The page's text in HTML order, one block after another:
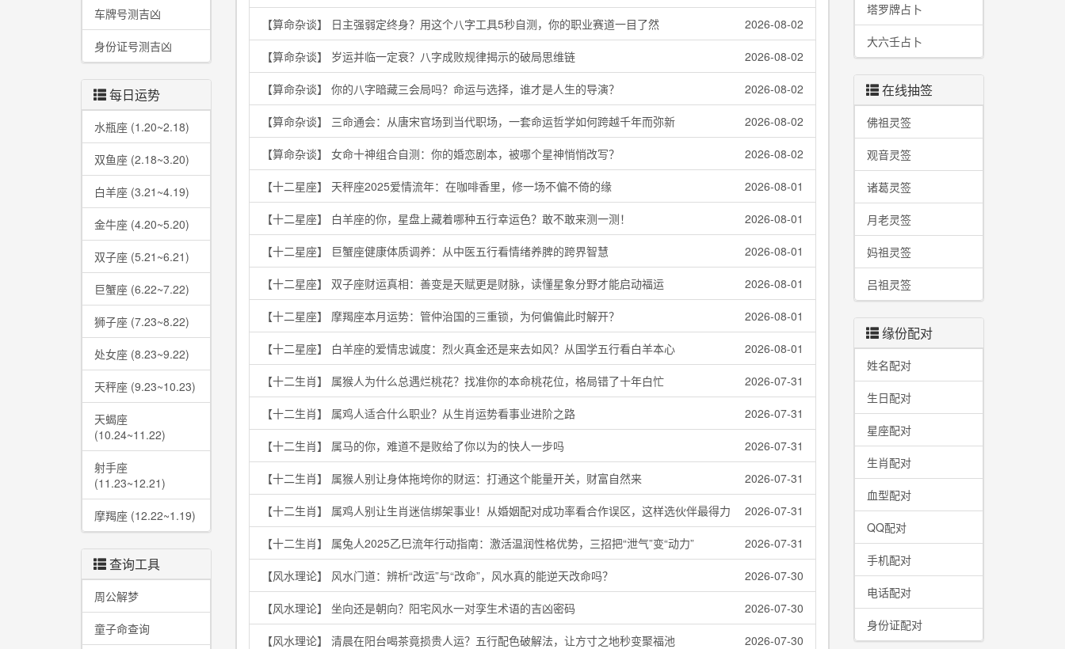
车牌号测吉凶
身份证号测吉凶
每日运势
水瓶座 (1.20~2.18)
双鱼座 (2.18~3.20)
白羊座 (3.21~4.19)
金牛座 (4.20~5.20)
双子座 (5.21~6.21)
巨蟹座 (6.22~7.22)
狮子座 (7.23~8.22)
处女座 (8.23~9.22)
天秤座 (9.23~10.23)
天蝎座
(10.24~11.22)
射手座
(11.23~12.21)
摩羯座 (12.22~1.19)
查询工具
周公解梦
童子命查询
【算命杂谈】 日主强弱定终身？用这个八字工具5秒自测，你的职业赛道一目了然 2026-08-02
【算命杂谈】 岁运并临一定衰？八字成败规律揭示的破局思维链 2026-08-02
【算命杂谈】 你的八字暗藏三会局吗？命运与选择，谁才是人生的导演？ 2026-08-02
【算命杂谈】 三命通会：从唐宋官场到当代职场，一套命运哲学如何跨越千年而弥新 2026-08-02
【算命杂谈】 女命十神组合自测：你的婚恋剧本，被哪个星神悄悄改写？ 2026-08-02
【十二星座】 天秤座2025爱情流年：在咖啡香里，修一场不偏不倚的缘 2026-08-01
【十二星座】 白羊座的你，星盘上藏着哪种五行幸运色？敢不敢来测一测！ 2026-08-01
【十二星座】 巨蟹座健康体质调养：从中医五行看情绪养脾的跨界智慧 2026-08-01
【十二星座】 双子座财运真相：善变是天赋更是财脉，读懂星象分野才能启动福运 2026-08-01
【十二星座】 摩羯座本月运势：管仲治国的三重锁，为何偏偏此时解开？ 2026-08-01
【十二星座】 白羊座的爱情忠诚度：烈火真金还是来去如风？从国学五行看白羊本心 2026-08-01
【十二生肖】 属猴人为什么总遇烂桃花？找准你的本命桃花位，格局错了十年白忙 2026-07-31
【十二生肖】 属鸡人适合什么职业？从生肖运势看事业进阶之路 2026-07-31
【十二生肖】 属马的你，难道不是败给了你以为的快人一步吗 2026-07-31
【十二生肖】 属猴人别让身体拖垮你的财运：打通这个能量开关，财富自然来 2026-07-31
【十二生肖】 属鸡人别让生肖迷信绑架事业！从婚姻配对成功率看合作误区，这样选伙伴最得力 2026-07-31
【十二生肖】 属兔人2025乙巳流年行动指南：激活温润性格优势，三招把“泄气”变“动力” 2026-07-31
【风水理论】 风水门道：辨析“改运”与“改命”，风水真的能逆天改命吗？ 2026-07-30
【风水理论】 坐向还是朝向？阳宅风水一对孪生术语的吉凶密码 2026-07-30
【风水理论】 清晨在阳台喝茶竟损贵人运？五行配色破解法，让方寸之地秒变聚福池 2026-07-30
塔罗牌占卜
大六壬占卜
在线抽签
佛祖灵签
观音灵签
诸葛灵签
月老灵签
妈祖灵签
吕祖灵签
缘份配对
姓名配对
生日配对
星座配对
生肖配对
血型配对
QQ配对
手机配对
电话配对
身份证配对